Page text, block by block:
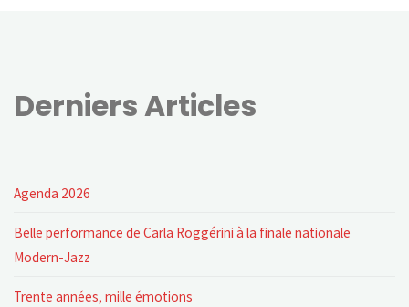
Derniers Articles
Agenda 2026
Belle performance de Carla Roggérini à la finale nationale
Modern-Jazz
Trente années, mille émotions